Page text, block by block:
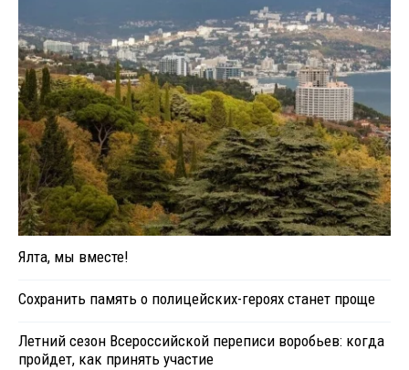
Ялта, мы вместе!
Сохранить память о полицейских-героях станет проще
Летний сезон Всероссийской переписи воробьев: когда
пройдет, как принять участие